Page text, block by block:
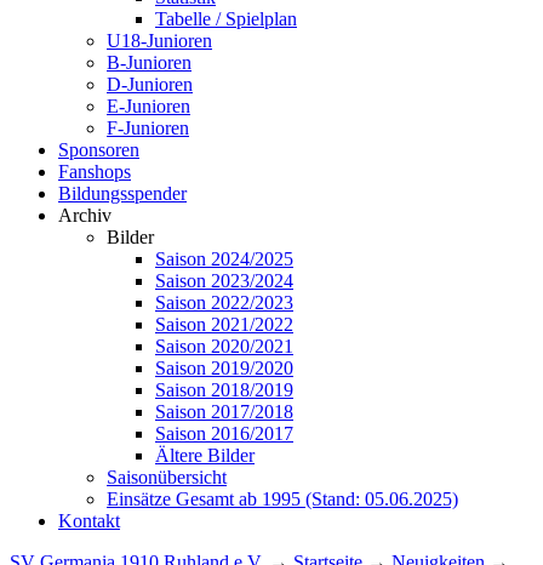
Tabelle / Spielplan
U18-Junioren
B-Junioren
D-Junioren
E-Junioren
F-Junioren
Sponsoren
Fanshops
Bildungsspender
Archiv
Bilder
Saison 2024/2025
Saison 2023/2024
Saison 2022/2023
Saison 2021/2022
Saison 2020/2021
Saison 2019/2020
Saison 2018/2019
Saison 2017/2018
Saison 2016/2017
Ältere Bilder
Saisonübersicht
Einsätze Gesamt ab 1995 (Stand: 05.06.2025)
Kontakt